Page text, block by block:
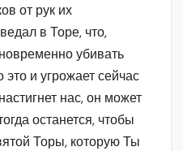
от рук их
в Торе, что,
убивать
и угрожает сейчас
нас, он может
останется, чтобы
Торы, которую Ты